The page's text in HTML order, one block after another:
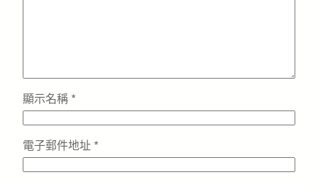
顯示名稱 *
電子郵件地址 *